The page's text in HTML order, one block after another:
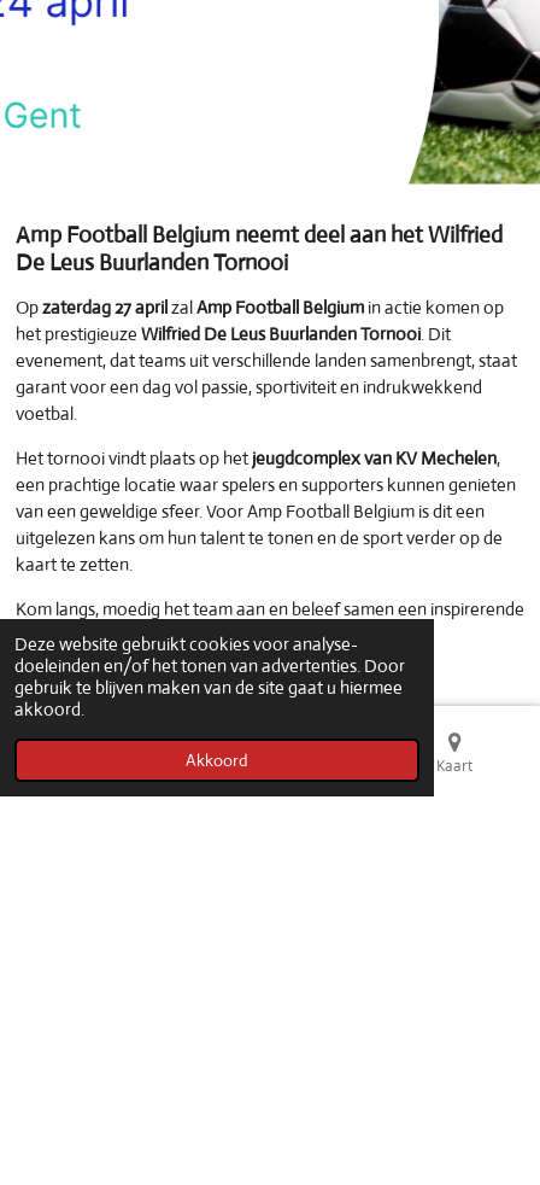
Deze website gebruikt cookies voor analyse-
doeleinden en/of het tonen van advertenties. Door
gebruik te blijven maken van de site gaat u hiermee
akkoord.
Akkoord
Amp Football Belgium neemt deel aan het Wilfried
De Leus Buurlanden Tornooi
Opzaterdag 27 april zalAmp Football Belgiumin actie komen op
het prestigieuze Wilfried De Leus Buurlanden Tornooi. Dit
evenement, dat teams uit verschillende landen samenbrengt, staat
garant voor een dag vol passie, sportiviteit en indrukwekkend
voetbal.
Het tornooi vindt plaats op het jeugdcomplex van KV Mechelen,
een prachtige locatie waar spelers en supporters kunnen genieten
van een geweldige sfeer. Voor Amp Football Belgium is dit een
uitgelezen kans om hun talent te tonen en de sport verder op de
kaart te zetten.
Kom langs, moedig het team aan en beleef samen een inspirerende
dag vol voetbal en doorzettingsvermogen!
📍Datum: 27 april
📍Locatie:
Samen maken we er een onvergetelijke dag van! 🔥⚽
Telefoonnummer Kaart